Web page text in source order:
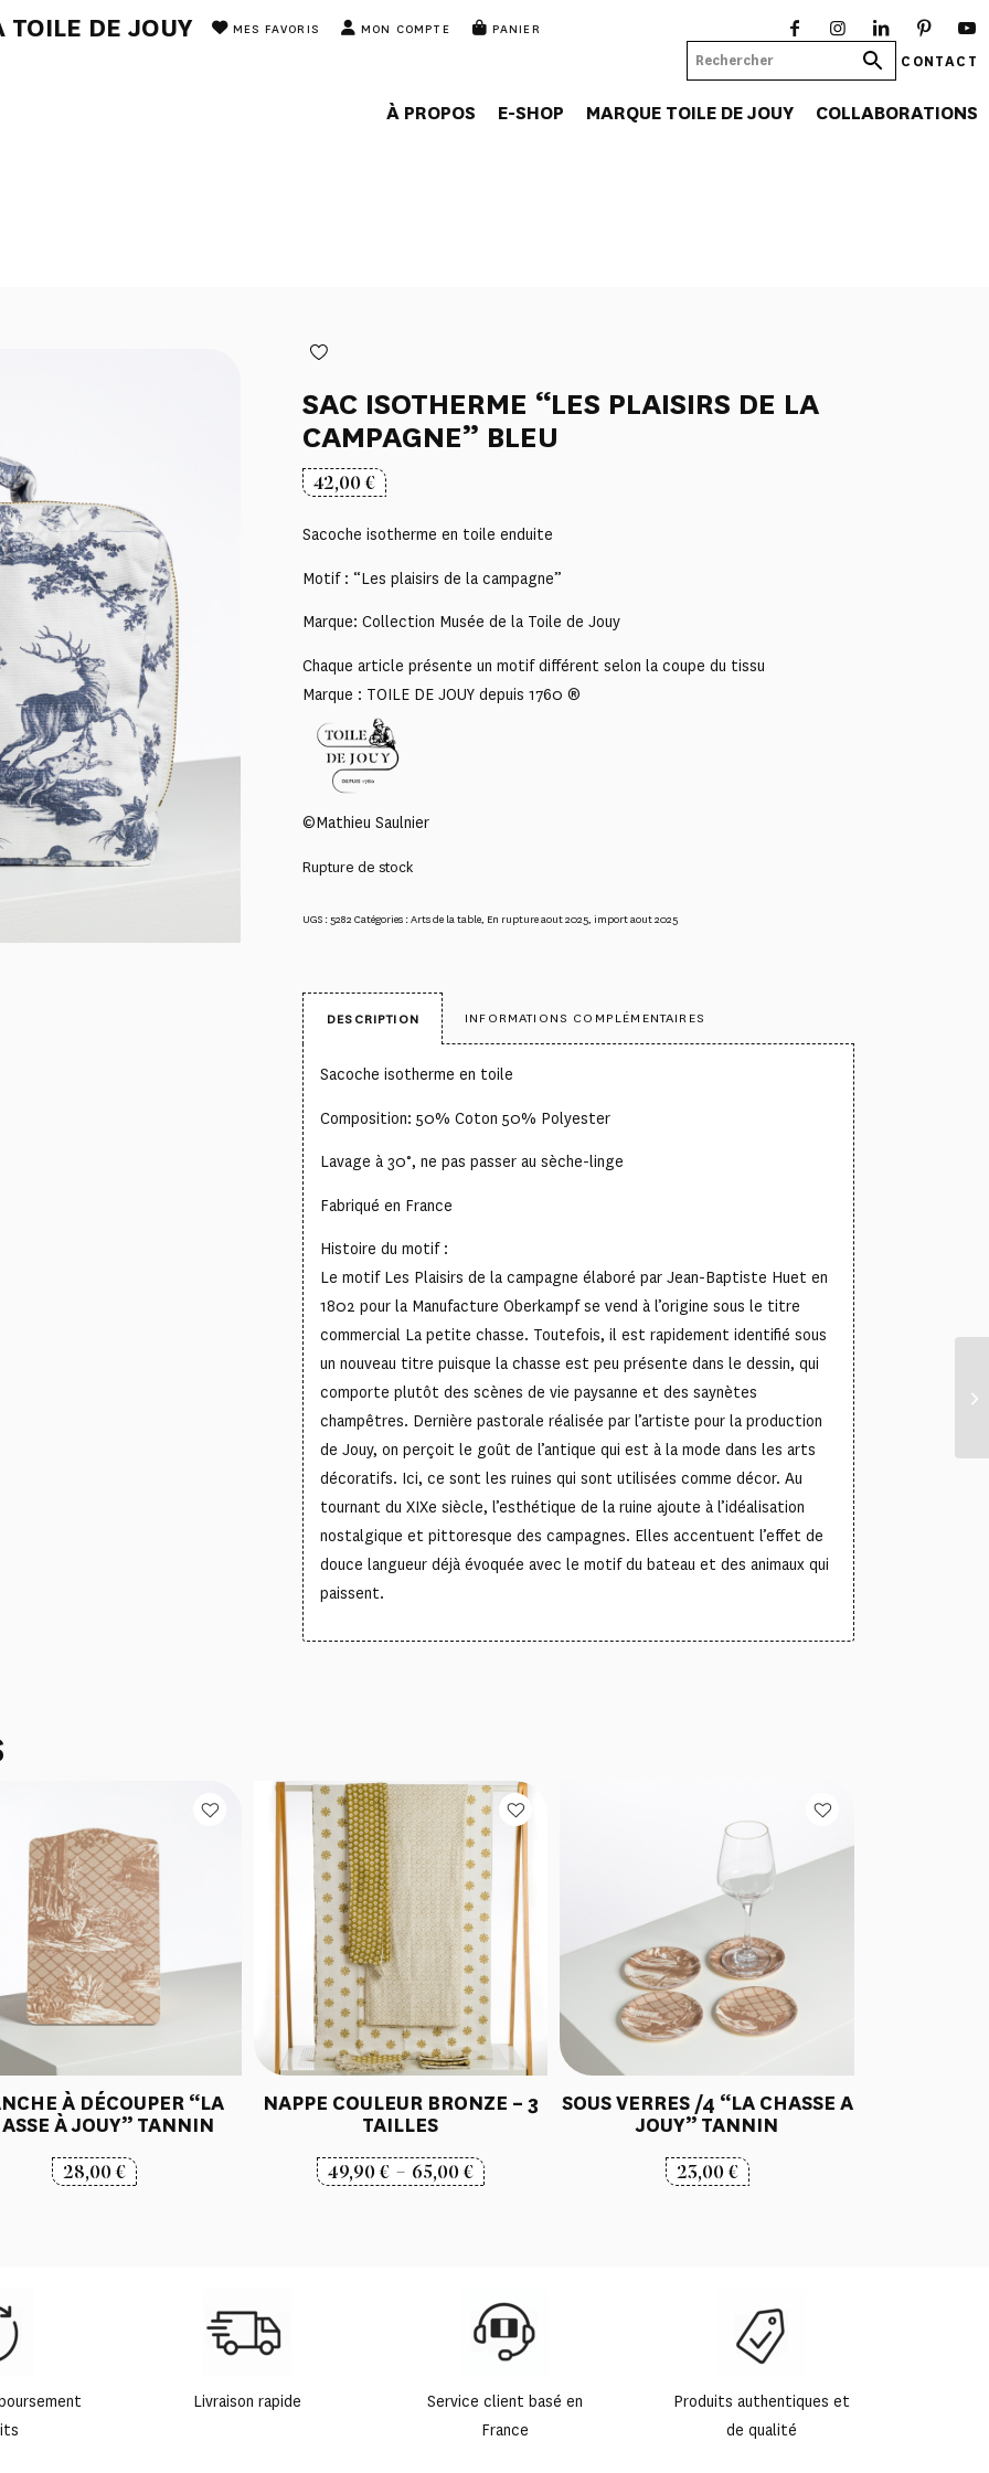
TOILE DE JOUY MES FAVORIS MON COMPTE PANIER
CONTACT
À PROPOS E-SHOP MARQUE TOILE DE JOUY COLLABORATIONS
SAC ISOTHERME “LES PLAISIRS DE LA
CAMPAGNE” BLEU
42,00€
Sacoche isotherme en toile enduite
Motif : “Les plaisirs de la campagne”
Marque: Collection Musée de la Toile de Jouy
Chaque article présente un motif différent selon la coupe du tissu
Marque : TOILE DE JOUY depuis 1760 ®
©Mathieu Saulnier
Rupture de stock
UGS : 5282Catégories :Arts de la table, En rupture aout 2025, import aout 2025
DESCRIPTION INFORMATIONS COMPLÉMENTAIRES
Sacoche isotherme en toile
Composition: 50% Coton 50% Polyester
Lavage à 30°, ne pas passer au sèche-linge
Fabriqué en France
Histoire du motif :
Le motif Les Plaisirs de la campagne élaboré par Jean-Baptiste Huet en
1802 pour la Manufacture Oberkampf se vend à l’origine sous le titre
commercial La petite chasse. Toutefois, il est rapidement identifié sous
un nouveau titre puisque la chasse est peu présente dans le dessin, qui
comporte plutôt des scènes de vie paysanne et des saynètes
champêtres. Dernière pastorale réalisée par l’artiste pour la production
de Jouy, on perçoit le goût de l’antique qui est à la mode dans les arts
décoratifs. Ici, ce sont les ruines qui sont utilisées comme décor. Au
tournant du XIXe siècle, l’esthétique de la ruine ajoute à l’idéalisation
nostalgique et pittoresque des campagnes. Elles accentuent l’effet de
douce langueur déjà évoquée avec le motif du bateau et des animaux qui
paissent.
À DÉCOUPER “LA
À JOUY” TANNIN
28,00€
NAPPE COULEUR BRONZE – 3
TAILLES
49,90€ – 65,00€Plage
65,00 €
SOUS VERRES /4 “LA CHASSE A
JOUY” TANNIN
23,00€
Livraison rapide
Service client basé en
France
Produits authentiques et
de qualité